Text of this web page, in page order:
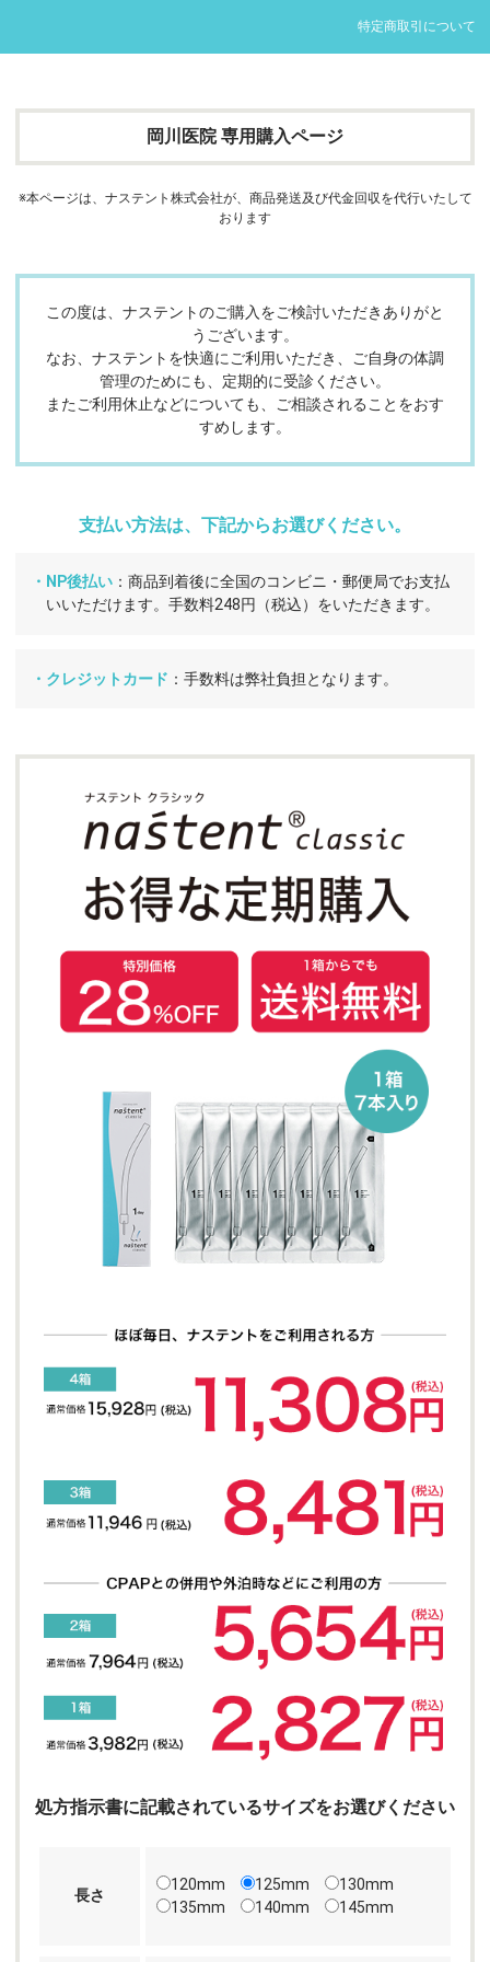
特定商取引について
岡川医院 専用購入ページ
※本ページは、ナステント株式会社が、商品発送及び代金回収を代行いたして
おります
この度は、ナステントのご購入をご検討いただきありがと
うございます。
なお、ナステントを快適にご利用いただき、ご自身の体調
管理のためにも、定期的に受診ください。
またご利用休止などについても、ご相談されることをおす
すめします。
支払い方法は、下記からお選びください。
・NP後払い ：商品到着後に全国のコンビニ・郵便局でお支払
いいただけます。手数料248円（税込）をいただきます。
・クレジットカード ：手数料は弊社負担となります。
処方指示書に記載されているサイズをお選びください
長さ
120mm 125mm
130mm
135mm
140mm 145mm